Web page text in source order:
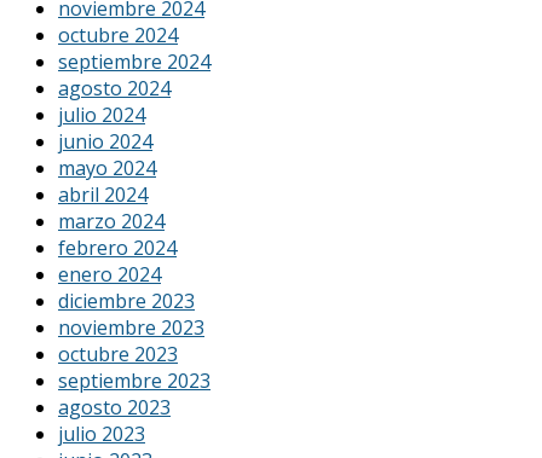
noviembre 2024
octubre 2024
septiembre 2024
agosto 2024
julio 2024
junio 2024
mayo 2024
abril 2024
marzo 2024
febrero 2024
enero 2024
diciembre 2023
noviembre 2023
octubre 2023
septiembre 2023
agosto 2023
julio 2023